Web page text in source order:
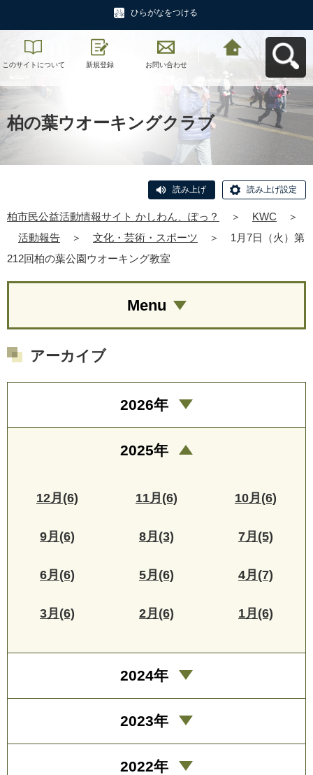
ひらがなをつける
このサイトについて 新規登録 お問い合わせ
サイト かしわん、ぽ
っ？へ戻る
柏の葉ウオーキングクラブ
読み上げ 読み上げ設定
柏市民公益活動情報サイト かしわん、ぽっ？ ＞ KWC
＞
活動報告
＞ 文化・芸術・スポーツ ＞
1月7日（火）第
212回柏の葉公園ウオーキング教室
Menu
アーカイブ
2026年
2025年
12月(6) 11月(6) 10月(6)
9月(6) 8月(3) 7月(5)
6月(6) 5月(6) 4月(7)
3月(6) 2月(6) 1月(6)
2024年
2023年
2022年